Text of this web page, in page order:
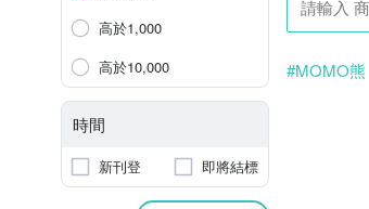
高於1,000
高於10,000
時間
新刊登 即將結標
#MOMO熊